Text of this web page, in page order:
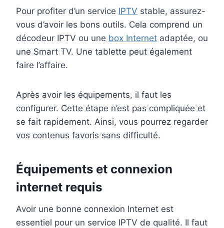
Pour profiter d’un service IPTV stable, assurez-
vous d’avoir les bons outils. Cela comprend un
décodeur IPTV ou une box Internet adaptée, ou
une Smart TV. Une tablette peut également
faire l’affaire.
Après avoir les équipements, il faut les
configurer. Cette étape n’est pas compliquée et
se fait rapidement. Ainsi, vous pourrez regarder
vos contenus favoris sans difficulté.
Équipements et connexion
internet requis
Avoir une bonne connexion Internet est
essentiel pour un service IPTV de qualité. Il faut